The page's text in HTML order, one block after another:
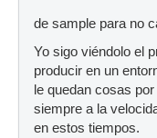
de sample para no
Yo sigo viéndolo el
producir en un
le quedan cosas
siempre a la
en estos tiempos.